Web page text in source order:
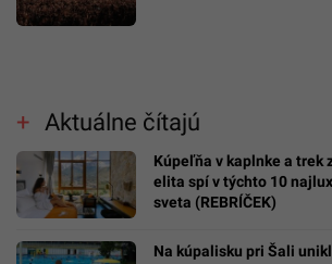
Aktuálne čítajú
Kúpeľňa v kaplnke a trek
elita spí v týchto 10
sveta (REBRÍČEK)
Na kúpalisku pri Šali